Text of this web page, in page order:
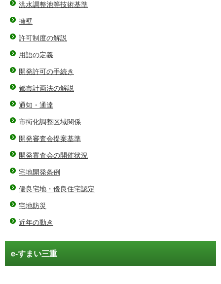
洪水調整池等技術基準
擁壁
許可制度の解説
用語の定義
開発許可の手続き
都市計画法の解説
通知・通達
市街化調整区域関係
開発審査会提案基準
開発審査会の開催状況
宅地開発条例
優良宅地・優良住宅認定
宅地防災
近年の動き
e-すまい三重